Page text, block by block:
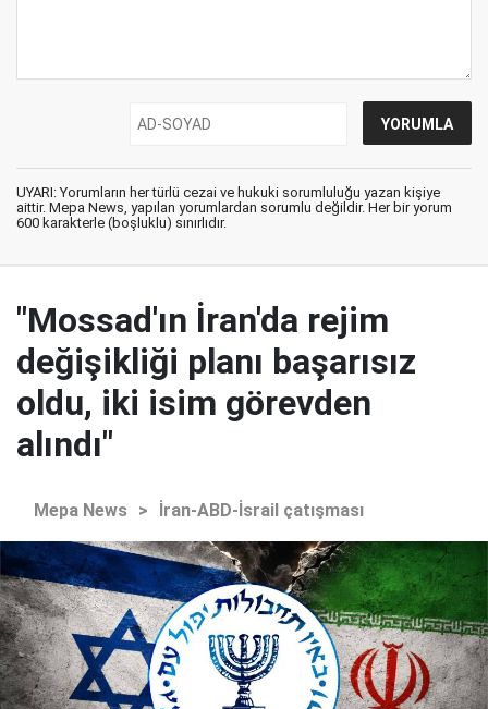
UYARI: Yorumların her türlü cezai ve hukuki sorumluluğu yazan kişiye
aittir. Mepa News, yapılan yorumlardan sorumlu değildir. Her bir yorum
600 karakterle (boşluklu) sınırlıdır.
"Mossad'ın İran'da rejim
değişikliği planı başarısız
oldu, iki isim görevden
alındı"
Mepa News > İran-ABD-İsrail çatışması